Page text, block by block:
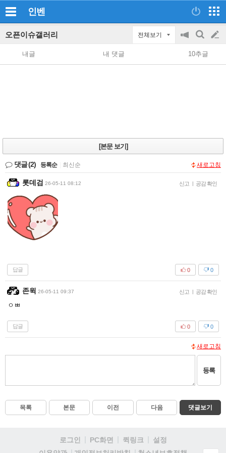
인벤
오픈이슈갤러리 전체보기
공
지
on/off
검
색
글
쓰
내글 내 댓글 10추글
[본문 보기]
댓글(2) 등록순 최신순 새로고침
롯데검 26-05-11 08:12 신고 | 공감 확인
답글 0
0
존윅 26-05-11 09:37 신고 | 공감 확인
ㅇㅃ
답글 0
0
새로고침
등록
목록 본문 이전 다음 댓글보기
로그인 PC화면 퀵링크
설정